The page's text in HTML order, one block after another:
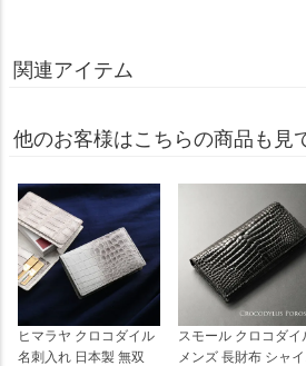
関連アイテム
他のお客様はこちらの商品も見
ヒマラヤ クロコダイル
名刺入れ 日本製 無双
スモール クロコダイ
メンズ 長財布 シャ